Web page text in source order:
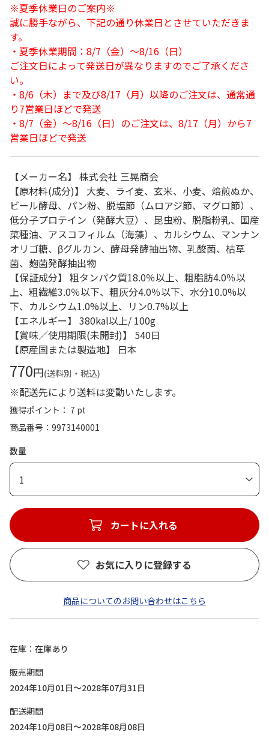
※夏季休業日のご案内※
誠に勝手ながら、下記の通り休業日とさせていただきま
す。
・夏季休業期間：8/7（金）～8/16（日）
ご注文日によって発送日が異なりますのでご了承くださ
い。
・8/6（木）まで及び8/17（月）以降のご注文は、通常通
り7営業日ほどで発送
・8/7（金）～8/16（日）のご注文は、8/17（月）から7
営業日ほどで発送
【メーカー名】 株式会社 三晃商会
【原材料(成分)】 大麦、ライ麦、玄米、小麦、焙煎ぬか、
ビール酵母、パン粉、脱塩節（ムロアジ節、マグロ節）、
低分子プロテイン（発酵大豆）、昆虫粉、脱脂粉乳、国産
菜種油、アスコフィルム（海藻）、カルシウム、マンナン
オリゴ糖、βグルカン、酵母発酵抽出物、乳酸菌、枯草
菌、麹菌発酵抽出物
【保証成分】 粗タンパク質18.0％以上、粗脂肪4.0％以
上、粗繊維3.0％以下、粗灰分4.0％以下、水分10.0%以
下、カルシウム1.0%以上、リン0.7%以上
【エネルギー】 380kal以上/ 100g
【賞味／使用期限(未開封)】 540日
【原産国または製造地】 日本
770円(送料別・税込)
※配送先により送料は変動いたします。
獲得ポイント： 7 pt
商品番号
9973140001
数量
1
カートに入れる
お気に入りに登録する
商品についてのお問い合わせはこちら
在庫
在庫あり
販売期間
2024年10月01日～2028年07月31日
配送期間
2024年10月08日～2028年08月08日